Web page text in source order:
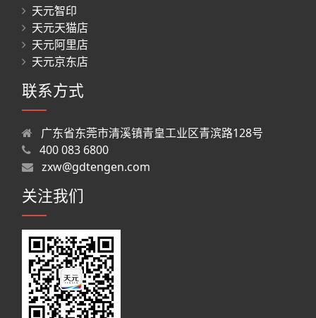
天元智印
天元天猫店
天元阿里店
天元京东店
联系方式
广东省东莞市清溪镇青皇工业区青滨路128号
400 083 6800
zxw@gdtengen.com
关注我们